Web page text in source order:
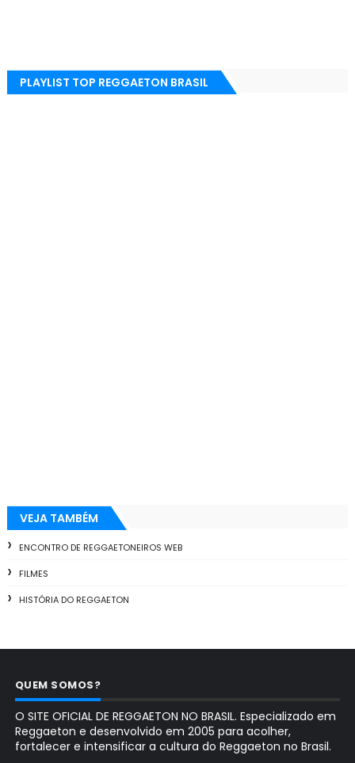
PLAYLIST TOP REGGAETON BRASIL
VEJA TAMBÉM
ENCONTRO DE REGGAETONEIROS WEB
FILMES
HISTÓRIA DO REGGAETON
QUEM SOMOS?
O SITE OFICIAL DE REGGAETON NO BRASIL. Especializado em
Reggaeton e desenvolvido em 2005 para acolher,
fortalecer e intensificar a cultura do Reggaeton no Brasil.